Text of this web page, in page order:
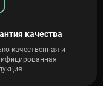
качества
качественная и